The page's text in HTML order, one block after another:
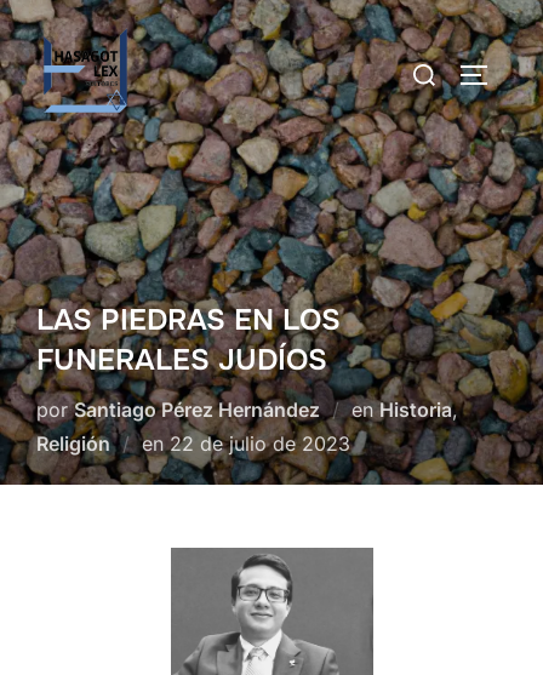
Saltar
al
contenido
Buscar:
LAS PIEDRAS EN LOS
FUNERALES JUDÍOS
porSantiago Pérez Hernández enHistoria,
Religión
enPublicado
el
22 de julio de 2023